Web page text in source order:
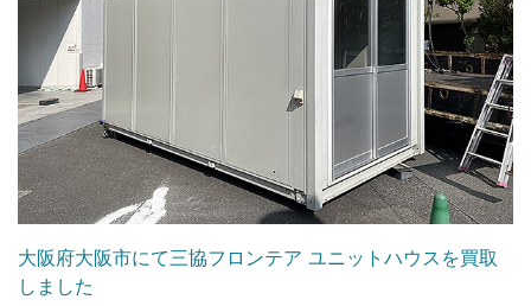
大阪府大阪市にて三協フロンテア ユニットハウスを買取
しました